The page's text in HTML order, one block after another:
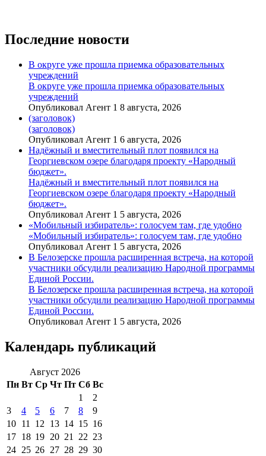
Последние новости
В округе уже прошла приемка образовательных
учреждений
В округе уже прошла приемка образовательных
учреждений
Опубликовал Агент 1 8 августа, 2026
(заголовок)
(заголовок)
Опубликовал Агент 1 6 августа, 2026
Надёжный и вместительный плот появился на
Георгиевском озере благодаря проекту «Народный
бюджет».
Надёжный и вместительный плот появился на
Георгиевском озере благодаря проекту «Народный
бюджет».
Опубликовал Агент 1 5 августа, 2026
«Мобильный избиратель»: голосуем там, где удобно
«Мобильный избиратель»: голосуем там, где удобно
Опубликовал Агент 1 5 августа, 2026
В Белозерске прошла расширенная встреча, на которой
участники обсудили реализацию Народной программы
Единой России.
В Белозерске прошла расширенная встреча, на которой
участники обсудили реализацию Народной программы
Единой России.
Опубликовал Агент 1 5 августа, 2026
Календарь публикаций
Август 2026
Пн Вт Ср Чт Пт Сб Вс
1
2
3
4 5 6 7 8
9
10 11 12 13 14 15 16
17 18 19 20 21 22 23
24 25 26 27 28 29 30